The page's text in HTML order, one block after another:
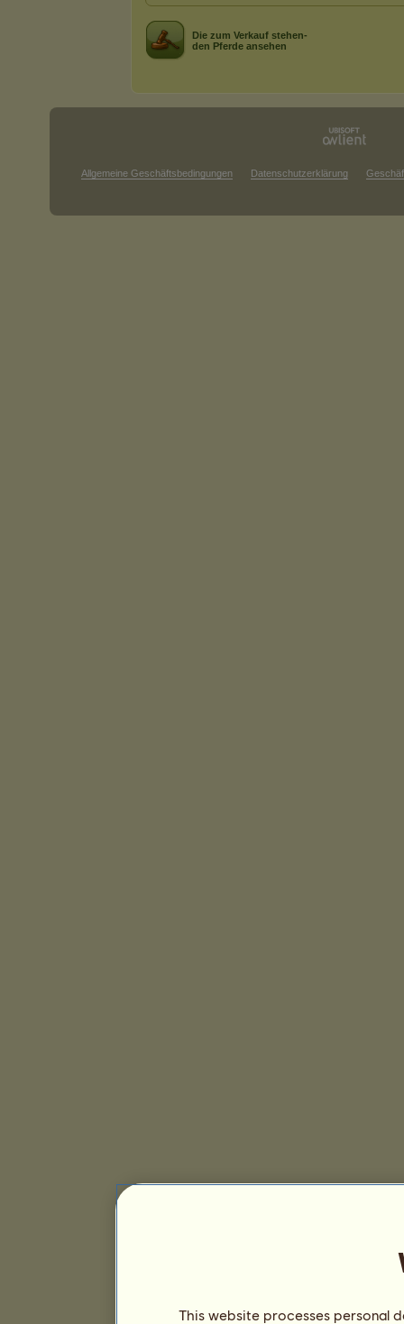
Die zum Verkauf stehen-
den Pferde ansehen
Allgemeine Geschäftsbedingungen Datenschutzerklärung
This website processes personal